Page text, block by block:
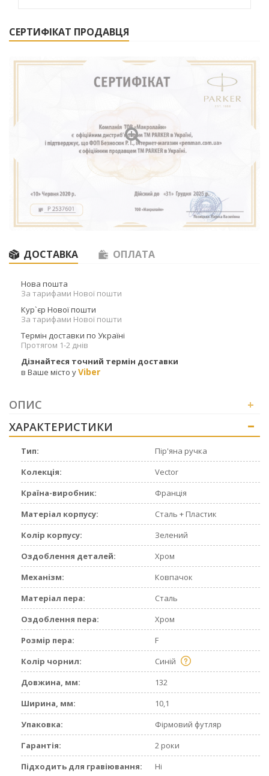
СЕРТИФІКАТ ПРОДАВЦЯ
ДОСТАВКА ОПЛАТА
Нова пошта
За тарифами Нової пошти
Кур`єр Нової пошти
За тарифами Нової пошти
Термін доставки по Україні
Протягом 1-2 днів
Дізнайтеся точний термін доставки
в Ваше місто уViber
ОПИС
+
ХАРАКТЕРИСТИКИ
Тип:
Пір'яна ручка
Колекція:
Vector
Країна-виробник:
Франція
Матеріал корпусу:
Сталь + Пластик
Колір корпусу:
Зелений
Оздоблення деталей:
Хром
Механізм:
Ковпачок
Матеріал пера:
Сталь
Оздоблення пера:
Хром
Розмір пера:
F
Колір чорнил:
Синій
Довжина, мм:
132
Ширина, мм:
10,1
Упаковка:
Фірмовий футляр
Гарантія:
2 роки
Підходить для гравіювання:
Ні